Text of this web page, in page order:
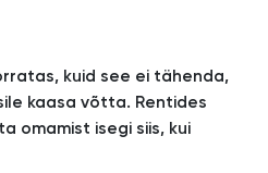
kuid see ei tähenda,
kaasa võtta. Rentides
omamist isegi siis, kui